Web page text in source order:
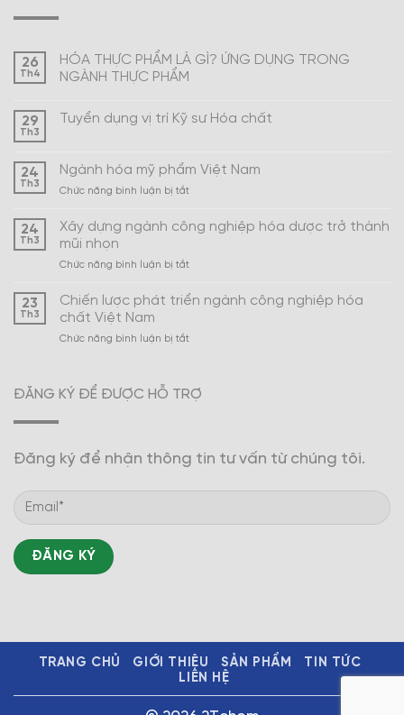
26
Th4
HÓA THỰC PHẨM LÀ GÌ? ỨNG DỤNG TRONG
NGÀNH THỰC PHẨM
29
Th3
Tuyển dụng vị trí Kỹ sư Hóa chất
24
Th3
Ngành hóa mỹ phẩm Việt Nam
Chức năng bình luận bị tắtở
mỹ
Việt
24
Th3
Xây dựng ngành công nghiệp hóa dược trở thành
mũi nhọn
Chức năng bình luận bị tắtở
dựng
ngành
nghiệp
trở
thành
23
Th3
Chiến lược phát triển ngành công nghiệp hóa
chất Việt Nam
Chức năng bình luận bị tắtở
triển
hóa
Việt
ĐĂNG KÝ ĐỂ ĐƯỢC HỖ TRỢ
Đăng ký để nhận thông tin tư vấn từ chúng tôi.
TRANG CHỦ GIỚI THIỆU SẢN PHẨM
TIN TỨC
LIÊN HỆ